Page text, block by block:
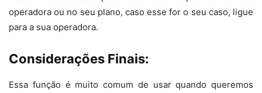
operadora ou no seu plano, caso esse for o seu caso, ligue
para a sua operadora.
Considerações Finais:
Essa função é muito comum de usar quando queremos